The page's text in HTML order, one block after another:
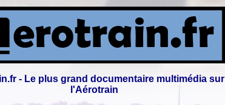
- Le plus grand documentaire multimédia sur
l'Aérotrain